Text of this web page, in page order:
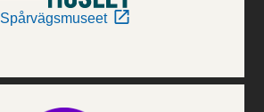
Spårvägsmuseet